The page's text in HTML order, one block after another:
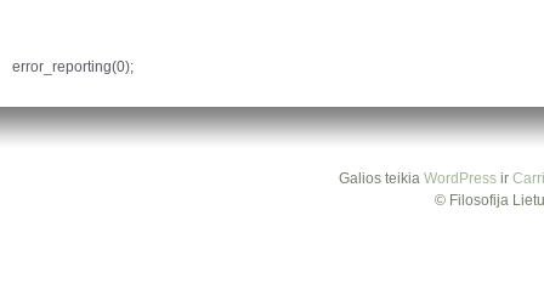
error_reporting(0);
Galios teikia WordPressir
© Filosofija